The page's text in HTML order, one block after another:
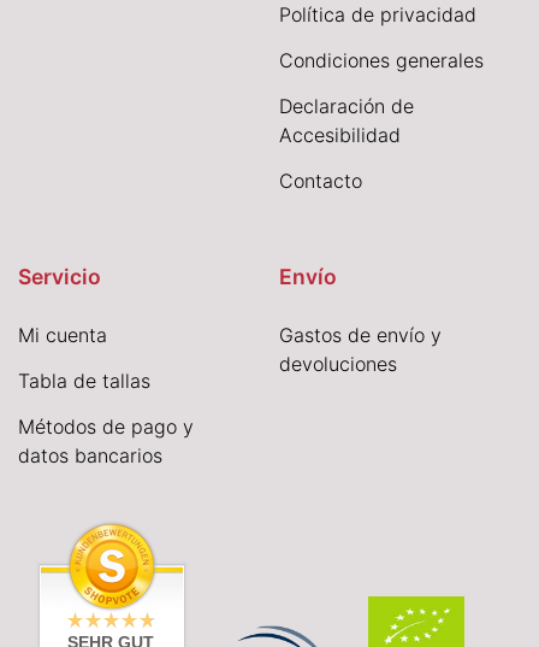
Política de privacidad
Condiciones generales
Declaración de
Accesibilidad
Contacto
Servicio
Mi cuenta
Tabla de tallas
Métodos de pago y
datos bancarios
Envío
Gastos de envío y
devoluciones
SEHR GUT